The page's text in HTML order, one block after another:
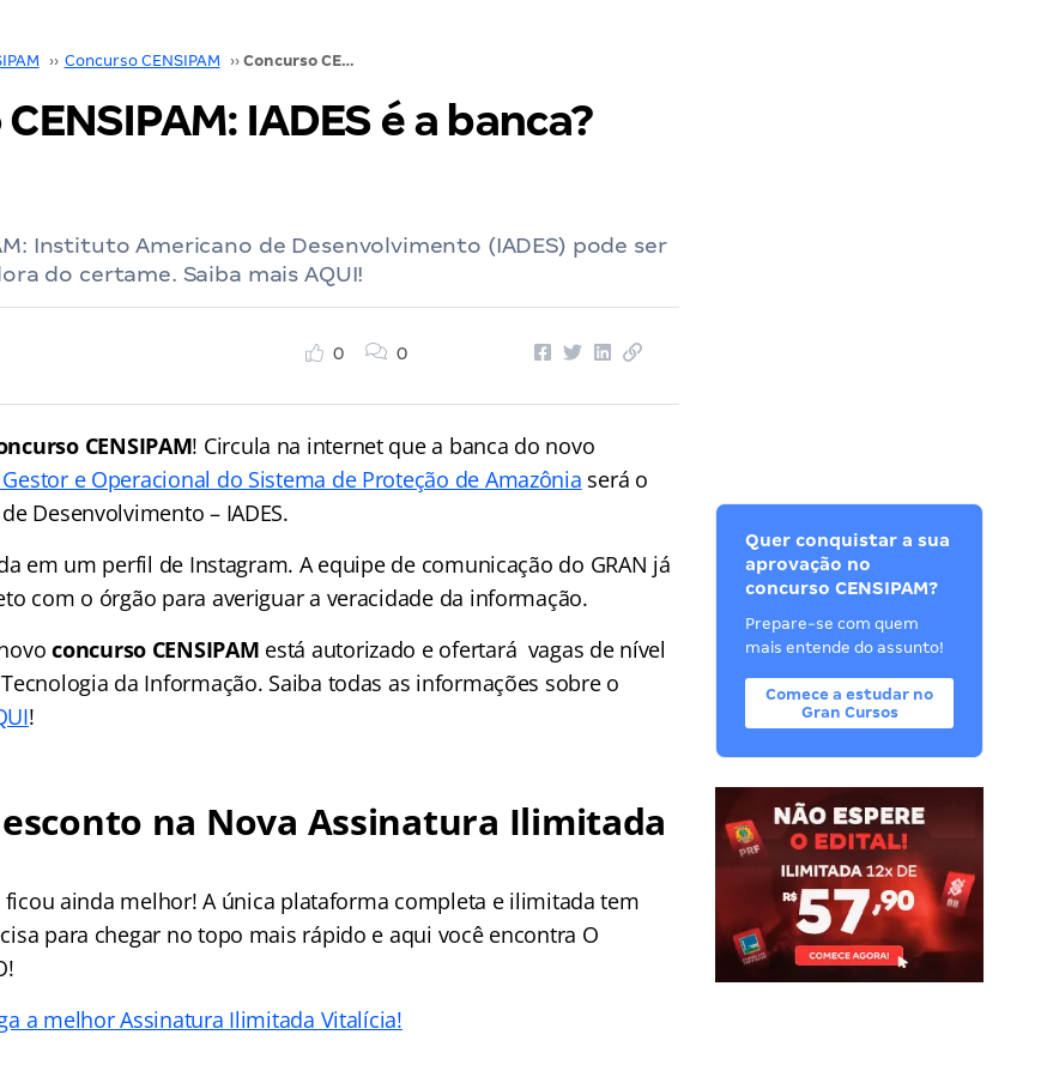
›› Concurso CENSIPAM ›› Concurso CENSIPAM: IADES é a banca? Entenda!
IADES é a banca?
Instituto Americano de Desenvolvimento (IADES) pode ser
do certame. Saiba mais AQUI!
0 0
CENSIPAM! Circula na internet que a banca do novo
e Operacional do Sistema de Proteção de Amazônia será o
Desenvolvimento – IADES.
em um perfil de Instagram. A equipe de comunicação do GRAN já
com o órgão para averiguar a veracidade da informação.
concurso CENSIPAM está autorizado e ofertará vagas de nível
da Informação. Saiba todas as informações sobre o
!
na Nova Assinatura Ilimitada
ficou ainda melhor! A única plataforma completa e ilimitada tem
para chegar no topo mais rápido e aqui você encontra O
a melhor Assinatura Ilimitada Vitalícia!
Quer conquistar a sua
aprovação no
concurso CENSIPAM?
Prepare-se com quem
mais entende do assunto!
Comece a estudar no
Gran Cursos